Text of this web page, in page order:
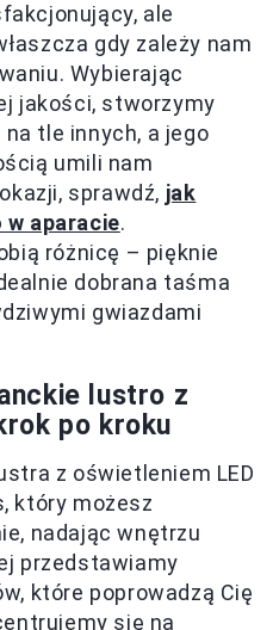
ale
gdy zależy nam
Wybierając
jakości, stworzymy
tle innych, a jego
umili nam
sprawdź, jak
aparacie.
różnicę – pięknie
dobrana taśma
gwiazdami
lustro z
po kroku
z oświetleniem LED
który możesz
nadając wnętrzu
przedstawiamy
które poprowadzą Cię
się na